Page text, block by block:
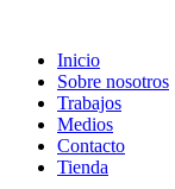
contenido
Inicio
Sobre nosotros
Trabajos
Medios
Contacto
Tienda